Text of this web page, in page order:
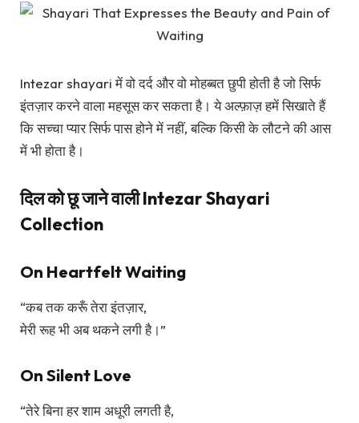
Intezar shayari में वो दर्द और वो मोहब्बत छुपी होती है जो सिर्फ
इंतज़ार करने वाला महसूस कर सकता है। ये अल्फ़ाज़ हमें सिखाते हैं
कि सच्चा प्यार सिर्फ पास होने में नहीं, बल्कि किसी के लौटने की आस
में भी होता है।
दिल को छू जाने वाली Intezar Shayari
Collection
On Heartfelt Waiting
“कब तक करूँ तेरा इंतज़ार,
मेरी रूह भी अब थकने लगी है।”
On Silent Love
“तेरे बिना हर शाम अधूरी लगती है,